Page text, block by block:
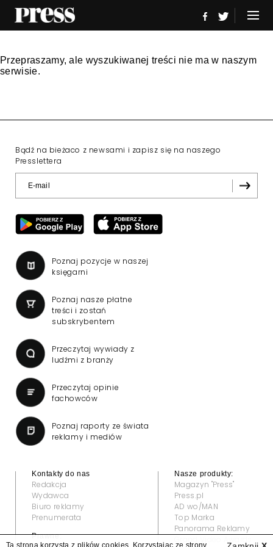
Przepraszamy, ale wyszukiwanej treści nie ma w naszym
serwisie.
Bądź na bieżaco z newsami i zapisz się na naszego
Presslettera
Poznaj pozycje w naszej
księgarni
Poznaj nasze płatne
treści i zostań
subskrybentem
Przeczytaj wywiady z
ludźmi z branży
Przeczytaj opinie
fachowców
Poznaj raporty ze świata
reklamy i mediów
Kontakty do nas
Redakcja
Wydawca
Biuro reklamy
Prenumerata
Prawne:
Nasze produkty:
Magazyn "Press"
Press.pl
AD wo/MAN
Top Marka
Panorama Reklamy
Ta strona korzysta z plików cookies. Korzystając ze strony